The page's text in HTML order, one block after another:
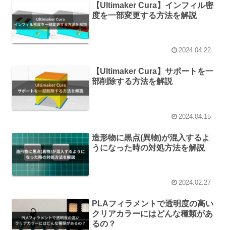
【Ultimaker Cura】インフィル密
度を一部変更する方法を解説
2024.04.22
【Ultimaker Cura】サポートを一
部削除する方法を解説
2024.04.15
造形物に黒点(異物)が混入するよ
うになった時の対処方法を解説
2024.02.27
PLAフィラメントで透明度の高い
クリアカラーにはどんな種類があ
るの？